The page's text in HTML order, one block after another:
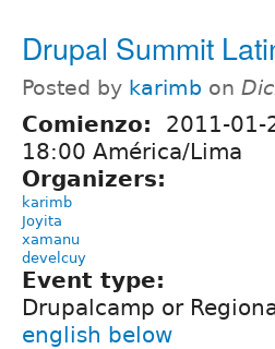
Drupal Summit
Posted by karimb on
Comienzo: 2011-01-
18:00 América/Lima
Organizers:
karimb
Joyita
xamanu
develcuy
Event type:
Drupalcamp or
english below